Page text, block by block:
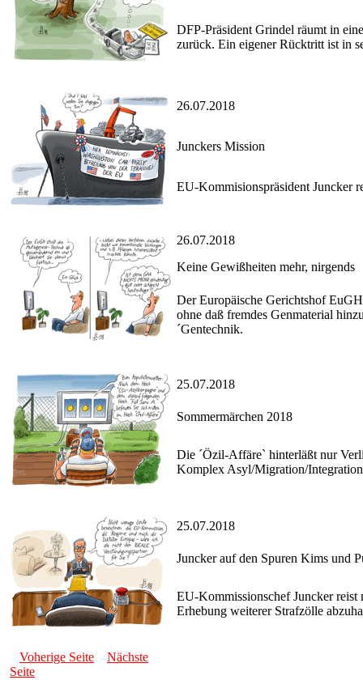
DFP-Präsident Grindel räumt in
zurück. Ein eigener Rücktritt ist in
26.07.2018
Junckers Mission
EU-Kommisionspräsident Juncker
26.07.2018
Keine Gewißheiten mehr, nirgends
Der Europäische Gerichtshof
ohne daß fremdes Genmaterial
´Gentechnik.
25.07.2018
Sommermärchen 2018
Die ´Özil-Affäre` hinterläßt nur
Komplex Asyl/Migration/
25.07.2018
Juncker auf den Spuren Kims und
EU-Kommissionschef Juncker
Erhebung weiterer Strafzölle
Voherige Seite
Nächste
Seite